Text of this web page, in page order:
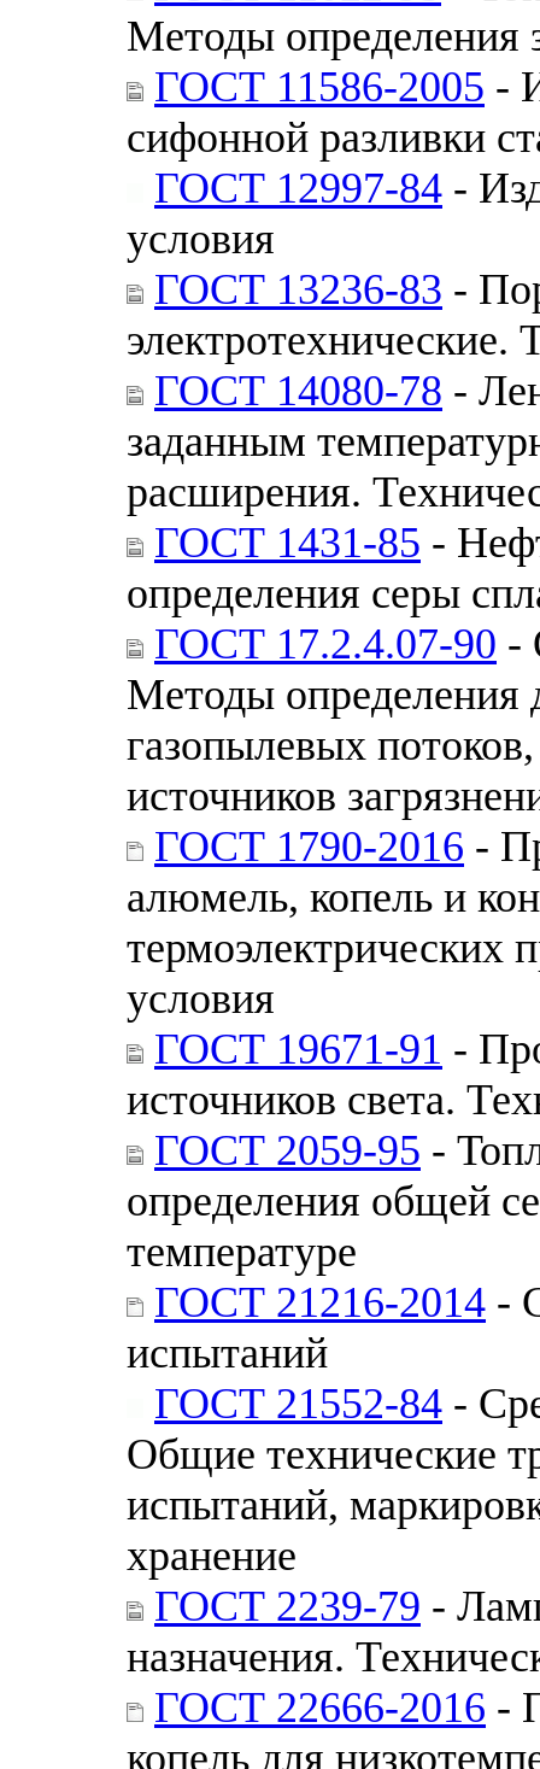
Методы определения
ГОСТ 11586-2005 -
сифонной разливки
ГОСТ 12997-84 -
условия
ГОСТ 13236-83 -
электротехнические.
ГОСТ 14080-78 -
заданным
расширения.
ГОСТ 1431-85 -
определения серы
ГОСТ 17.2.4.07-90 -
Методы определения
газопылевых
источников
ГОСТ 1790-2016 -
алюмель, копель и
термоэлектрических
условия
ГОСТ 19671-91 -
источников света.
ГОСТ 2059-95 -
определения общей
температуре
ГОСТ 21216-2014 -
испытаний
ГОСТ 21552-84 -
Общие технические
испытаний,
хранение
ГОСТ 2239-79 -
назначения.
ГОСТ 22666-2016 -
копель для